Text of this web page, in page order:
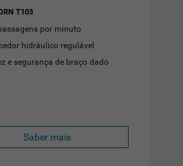
T103
por minuto
hidráulico regulável
e segurança de braço dado
Saber mais